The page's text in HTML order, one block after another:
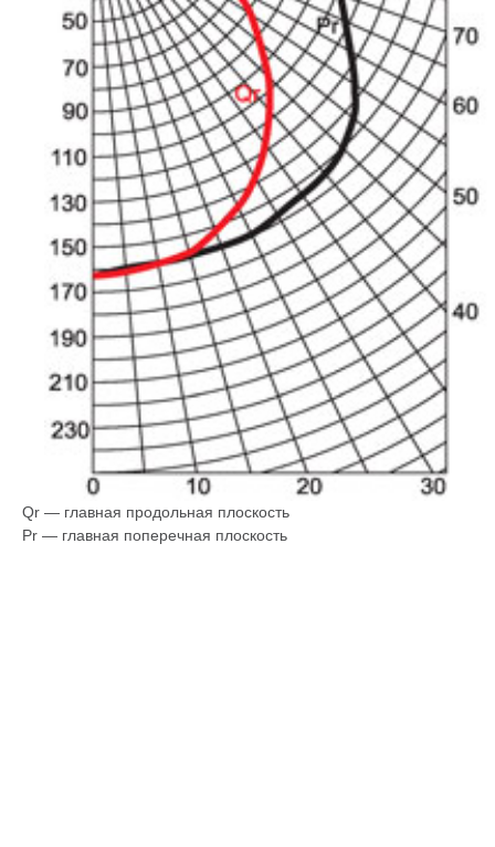
Qr — главная продольная плоскость
Pr — главная поперечная плоскость